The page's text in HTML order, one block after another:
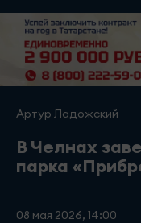
Артур Ладожский
В Челнах
парка
08 мая 2026, 14:00